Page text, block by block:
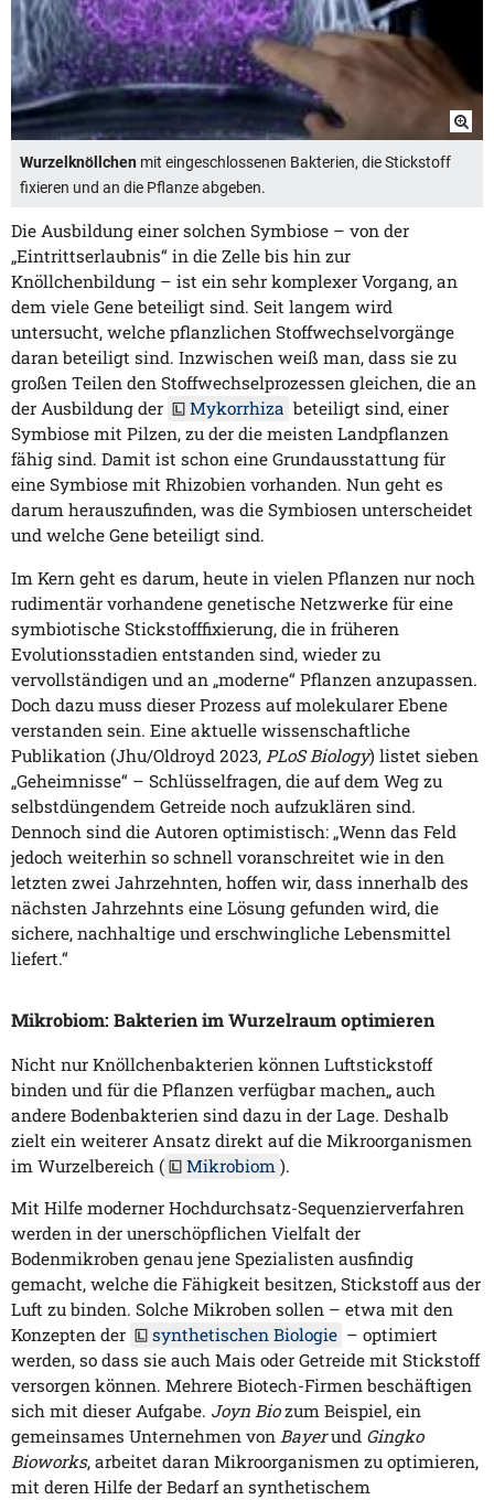
Wurzelknöllchen mit eingeschlossenen Bakterien, die Stickstoff
fixieren und an die Pflanze abgeben.
Die Ausbildung einer solchen Symbiose – von der
„Eintrittserlaubnis“ in die Zelle bis hin zur
Knöllchenbildung – ist ein sehr komplexer Vorgang, an
dem viele Gene beteiligt sind. Seit langem wird
untersucht, welche pflanzlichen Stoffwechselvorgänge
daran beteiligt sind. Inzwischen weiß man, dass sie zu
großen Teilen den Stoffwechselprozessen gleichen, die an
der Ausbildung der
Mykorrhiza beteiligt sind, einer
Symbiose mit Pilzen, zu der die meisten Landpflanzen
fähig sind. Damit ist schon eine Grundausstattung für
eine Symbiose mit Rhizobien vorhanden. Nun geht es
darum herauszufinden, was die Symbiosen unterscheidet
und welche Gene beteiligt sind.
Im Kern geht es darum, heute in vielen Pflanzen nur noch
rudimentär vorhandene genetische Netzwerke für eine
symbiotische Stickstofffixierung, die in früheren
Evolutionsstadien entstanden sind, wieder zu
vervollständigen und an „moderne“ Pflanzen anzupassen.
Doch dazu muss dieser Prozess auf molekularer Ebene
verstanden sein. Eine aktuelle wissenschaftliche
Publikation (Jhu/Oldroyd 2023, PLoS Biology) listet sieben
„Geheimnisse“ – Schlüsselfragen, die auf dem Weg zu
selbstdüngendem Getreide noch aufzuklären sind.
Dennoch sind die Autoren optimistisch: „Wenn das Feld
jedoch weiterhin so schnell voranschreitet wie in den
letzten zwei Jahrzehnten, hoffen wir, dass innerhalb des
nächsten Jahrzehnts eine Lösung gefunden wird, die
sichere, nachhaltige und erschwingliche Lebensmittel
liefert.“
Mikrobiom: Bakterien im Wurzelraum optimieren
Nicht nur Knöllchenbakterien können Luftstickstoff
binden und für die Pflanzen verfügbar machen„ auch
andere Bodenbakterien sind dazu in der Lage. Deshalb
zielt ein weiterer Ansatz direkt auf die Mikroorganismen
im Wurzelbereich (
Mikrobiom ).
Mit Hilfe moderner Hochdurchsatz-Sequenzierverfahren
werden in der unerschöpflichen Vielfalt der
Bodenmikroben genau jene Spezialisten ausfindig
gemacht, welche die Fähigkeit besitzen, Stickstoff aus der
Luft zu binden. Solche Mikroben sollen – etwa mit den
Konzepten der
synthetischen Biologie – optimiert
werden, so dass sie auch Mais oder Getreide mit Stickstoff
versorgen können. Mehrere Biotech-Firmen beschäftigen
sich mit dieser Aufgabe. Joyn Biozum Beispiel, ein
gemeinsames Unternehmen von Bayerund Gingko
Bioworks, arbeitet daran Mikroorganismen zu optimieren,
mit deren Hilfe der Bedarf an synthetischem